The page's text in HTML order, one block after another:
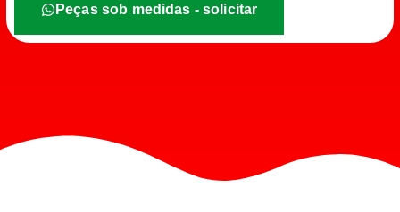
Peças sob medidas - solicitar